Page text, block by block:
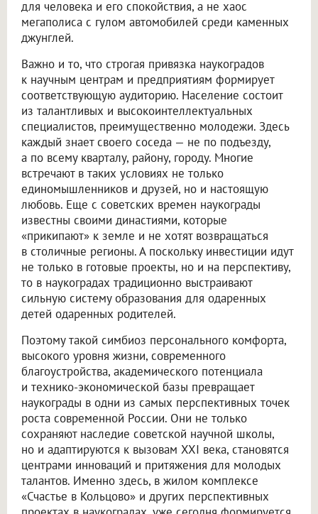
для человека и его спокойствия, а не хаос
мегаполиса с гулом автомобилей среди каменных
джунглей.
Важно и то, что строгая привязка наукоградов
к научным центрам и предприятиям формирует
соответствующую аудиторию. Население состоит
из талантливых и высокоинтеллектуальных
специалистов, преимущественно молодежи. Здесь
каждый знает своего соседа — не по подъезду,
а по всему кварталу, району, городу. Многие
встречают в таких условиях не только
единомышленников и друзей, но и настоящую
любовь. Еще с советских времен наукограды
известны своими династиями, которые
«прикипают» к земле и не хотят возвращаться
в столичные регионы. А поскольку инвестиции идут
не только в готовые проекты, но и на перспективу,
то в наукоградах традиционно выстраивают
сильную систему образования для одаренных
детей одаренных родителей.
Поэтому такой симбиоз персонального комфорта,
высокого уровня жизни, современного
благоустройства, академического потенциала
и технико-экономической базы превращает
наукограды в одни из самых перспективных точек
роста современной России. Они не только
сохраняют наследие советской научной школы,
но и адаптируются к вызовам XXI века, становятся
центрами инноваций и притяжения для молодых
талантов. Именно здесь, в жилом комплексе
«Счастье в Кольцово» и других перспективных